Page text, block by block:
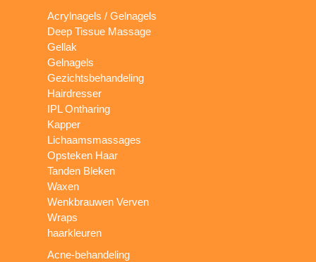
Acrylnagels / Gelnagels
Deep Tissue Massage
Gellak
Gelnagels
Gezichtsbehandeling
Hairdresser
IPL Ontharing
Kapper
Lichaamsmassages
Opsteken Haar
Tanden Bleken
Waxen
Wenkbrauwen Verven
Wraps
haarkleuren
Acne-behandeling